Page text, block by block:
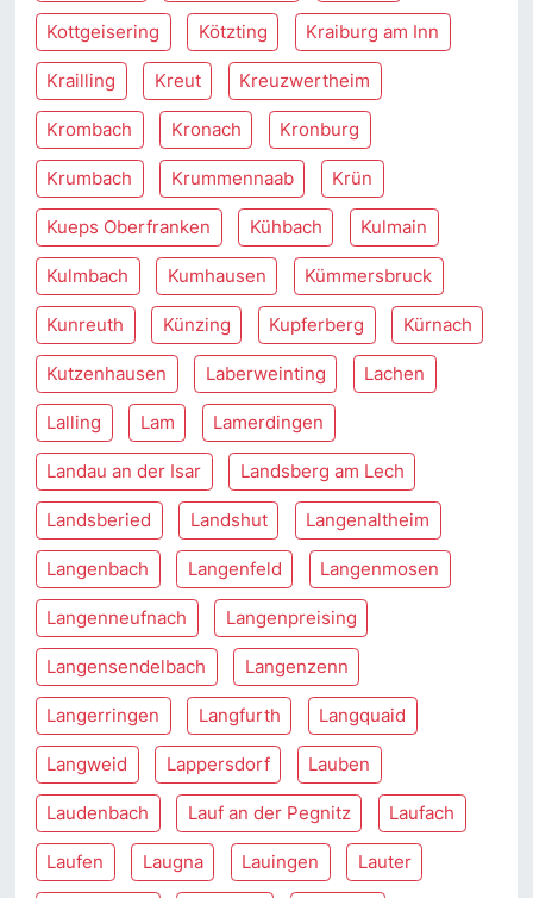
Kottgeisering Kötzting Kraiburg am Inn
Krailling Kreut Kreuzwertheim
Krombach Kronach Kronburg
Krumbach Krummennaab Krün
Kueps Oberfranken Kühbach Kulmain
Kulmbach Kumhausen Kümmersbruck
Kunreuth Künzing Kupferberg Kürnach
Kutzenhausen Laberweinting Lachen
Lalling Lam Lamerdingen
Landau an der Isar Landsberg am Lech
Landsberied Landshut Langenaltheim
Langenbach Langenfeld Langenmosen
Langenneufnach Langenpreising
Langensendelbach Langenzenn
Langerringen Langfurth Langquaid
Langweid Lappersdorf Lauben
Laudenbach Lauf an der Pegnitz Laufach
Laufen Laugna Lauingen Lauter